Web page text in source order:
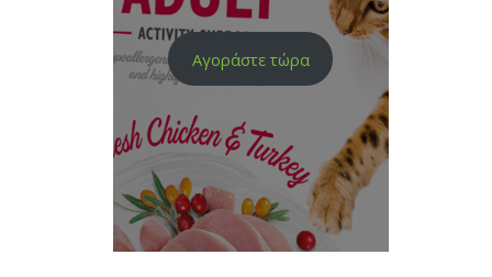
Αγοράστε τώρα